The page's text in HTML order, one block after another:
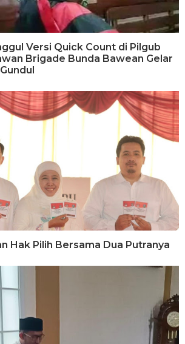
Versi Quick Count di Pilgub
Brigade Bunda Bawean Gelar
Hak Pilih Bersama Dua Putranya